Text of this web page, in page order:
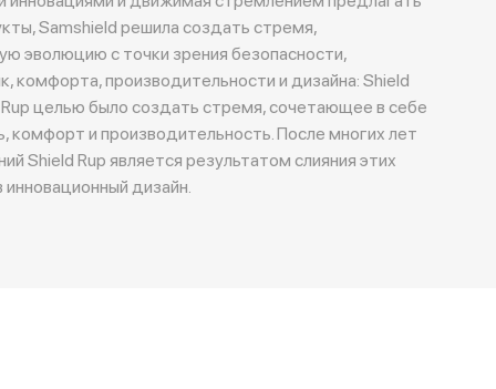
Samshield решила создать стремя,
эволюцию с точки зрения безопасности,
комфорта, производительности и дизайна: Shield
Rup целью было создать стремя, сочетающее в себе
комфорт и производительность. После многих лет
Shield Rup является результатом слияния этих
дизайн.